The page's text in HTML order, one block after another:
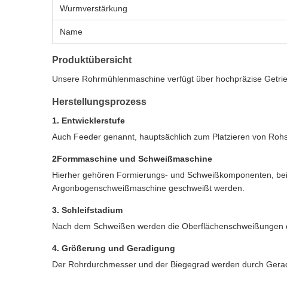
Wurmverstärkung
Name
Produktübersicht
Unsere Rohrmühlenmaschine verfügt über hochpräzise
Herstellungsprozess
1. Entwicklerstufe
Auch Feeder genannt, hauptsächlich zum Platzieren von
2Formmaschine und Schweißmaschine
Hierher gehören Formierungs- und Schweißkomponenten,
Argonbogenschweißmaschine geschweißt werden.
3. Schleifstadium
Nach dem Schweißen werden die
4. Größerung und Geradigung
Der Rohrdurchmesser und der Biegegrad werden durch